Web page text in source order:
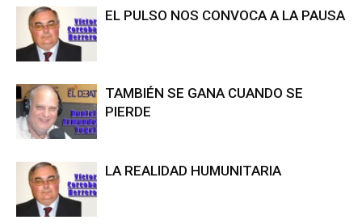
EL PULSO NOS CONVOCA A LA PAUSA
TAMBIÉN SE GANA CUANDO SE
PIERDE
LA REALIDAD HUMUNITARIA